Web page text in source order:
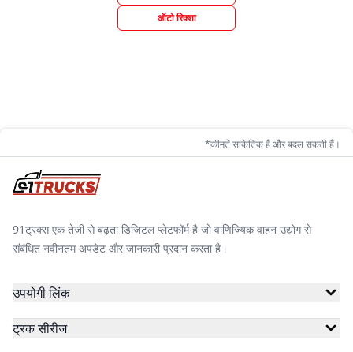
ऑटो रिक्शा
*कीमतें सांकेतिक हैं और बदल सकती हैं।
91ट्रक्स एक तेजी से बढ़ता डिजिटल प्लेटफॉर्म है जो वाणिज्यिक वाहन उद्योग से
संबंधित नवीनतम अपडेट और जानकारी प्रदान करता है।
उपयोगी लिंक
ट्रक सीरीज